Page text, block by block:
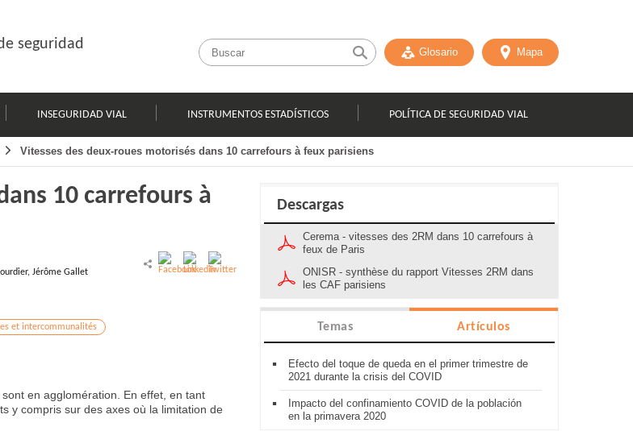
seguridad
Glosario Mapa
INSEGURIDAD VIAL INSTRUMENTOS ESTADÍSTICOS POLÍTICA DE SEGURIDAD VIAL
Vitesses des deux-roues motorisés dans 10 carrefours à feux parisiens
10 carrefours à
Jérôme Gallet
et intercommunalités
en agglomération. En effet, en tant
y compris sur des axes où la limitation de
Descargas
Cerema - vitesses des 2RM dans 10 carrefours à
feux de Paris
ONISR - synthèse du rapport Vitesses 2RM dans
les CAF parisiens
Temas Artículos
Efecto del toque de queda en el primer trimestre de
2021 durante la crisis del COVID
Impacto del confinamiento COVID de la población
en la primavera 2020